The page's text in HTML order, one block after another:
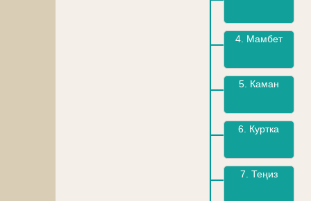
4. Мамбет
5. Каман
6. Куртка
7. Теңиз